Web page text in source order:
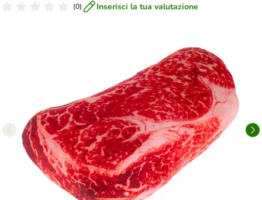
(0) Inserisci la tua valutazione